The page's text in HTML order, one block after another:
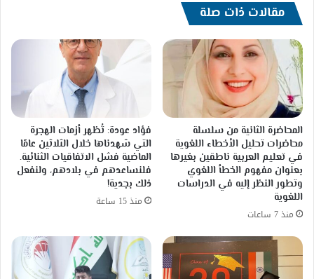
بالفوز
كنقيب
الصحفيين
في
مصر*
مقالات ذات صلة
المحاضرة الثانية من سلسلة
محاضرات تحليل الأخطاء اللغوية
في تعليم العربية ناطقين بغيرها
بعنوان مفهوم الخطأ اللغوي
وتطور النظر إليه في الدراسات
اللغوية
منذ 7 ساعات
فؤاد عودة: تُظهر أزمات الهجرة
التي شهدناها خلال الثلاثين عامًا
الماضية فشل الاتفاقيات الثنائية.
فلنساعدهم في بلادهم، ولنفعل
ذلك بجدية!
منذ 15 ساعة